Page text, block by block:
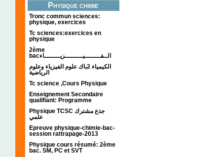
Physique chimie
Tronc commun sciences:
physique, exercices
Tc sciences:exercices en
physique
2ème
bacالــفــــــــيـــــــــزيــــــــاء
الكيمياء 2باك علوم الفيزياء وعلوم
الرياضية
Tc science ,Cours Physique
Enseignement Secondaire
qualifiant: Programme
Physique TCSC جذع مشترك
علمي
Epreuve physique-chimie-bac-
session rattrapage-2013
Physique cours résumé: 2ème
bac. SM, PC et SVT